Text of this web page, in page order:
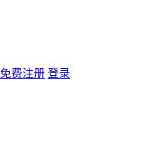
免费注册 登录